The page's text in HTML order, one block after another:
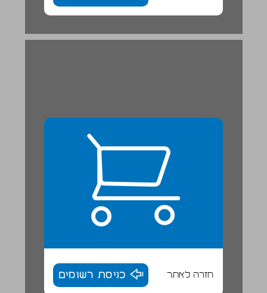
חזרה לאתר כניסת רשומים